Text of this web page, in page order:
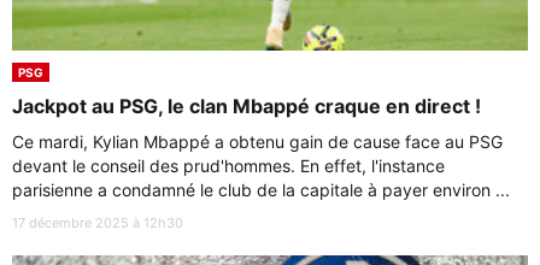
PSG
Jackpot au PSG, le clan Mbappé craque en direct !
Ce mardi, Kylian Mbappé a obtenu gain de cause face au PSG
devant le conseil des prud'hommes. En effet, l'instance
parisienne a condamné le club de la capitale à payer environ ...
17 décembre 2025 à 12h30